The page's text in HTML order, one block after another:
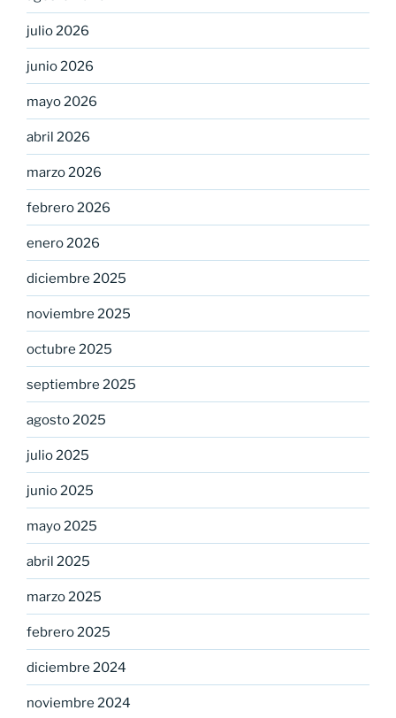
julio 2026
junio 2026
mayo 2026
abril 2026
marzo 2026
febrero 2026
enero 2026
diciembre 2025
noviembre 2025
octubre 2025
septiembre 2025
agosto 2025
julio 2025
junio 2025
mayo 2025
abril 2025
marzo 2025
febrero 2025
diciembre 2024
noviembre 2024